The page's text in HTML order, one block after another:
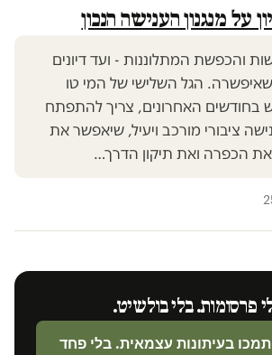
על מנגנון הענישה הנכון
והכפשת המתלוננות - ועד דיונים
הגל השלישי של המי טו
האחרונים, צריך להתפתח
ציבורי מורכב ויעיל, שיאפשר את
הכפרה ואת תיקון הדרך…
פרסומות. בלי בולשיט.
תמכו בעיתונות עצמאית. בלי פחד